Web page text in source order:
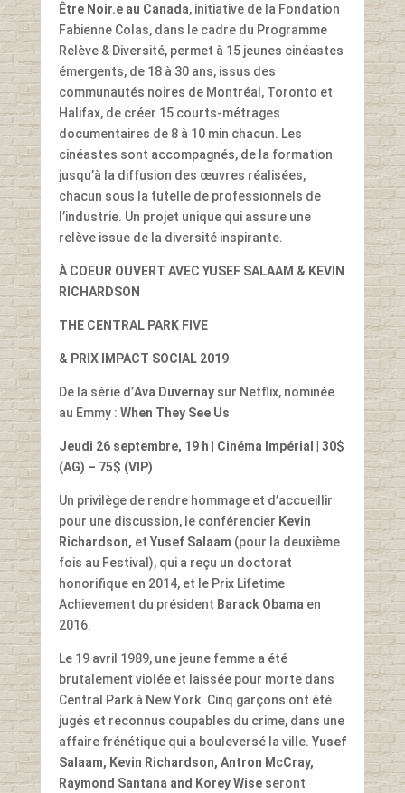
Être Noir.e au Canada, initiative de la Fondation
Fabienne Colas, dans le cadre du Programme
Relève & Diversité, permet à 15 jeunes cinéastes
émergents, de 18 à 30 ans, issus des
communautés noires de Montréal, Toronto et
Halifax, de créer 15 courts-métrages
documentaires de 8 à 10 min chacun. Les
cinéastes sont accompagnés, de la formation
jusqu’à la diffusion des œuvres réalisées,
chacun sous la tutelle de professionnels de
l’industrie. Un projet unique qui assure une
relève issue de la diversité inspirante.
À COEUR OUVERT AVEC YUSEF SALAAM & KEVIN
RICHARDSON
THE CENTRAL PARK FIVE
& PRIX IMPACT SOCIAL 2019
De la série d’Ava Duvernaysur Netflix, nominée
au Emmy : When They See Us
Jeudi 26 septembre, 19 h | Cinéma Impérial
| 30$
(AG) – 75$ (VIP)
Un privilège de rendre hommage et d’accueillir
pour une discussion, le conférencier Kevin
Richardson, et Yusef Salaam (pour la deuxième
fois au Festival), qui a reçu un doctorat
honorifique en 2014, et le Prix Lifetime
Achievement du président Barack Obama en
2016.
Le 19 avril 1989, une jeune femme a été
brutalement violée et laissée pour morte dans
Central Park à New York. Cinq garçons ont été
jugés et reconnus coupables du crime, dans une
affaire frénétique qui a bouleversé la ville. Yusef
Salaam, Kevin Richardson, Antron McCray,
Raymond Santana and Korey Wiseseront